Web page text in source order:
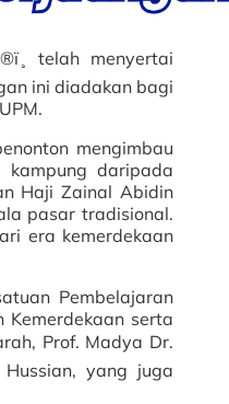
telah menyertai
ini diadakan bagi
mengimbau
kampung daripada
Haji Zainal Abidin
pasar tradisional.
era kemerdekaan
Pembelajaran
serta
Prof. Madya Dr.
yang juga